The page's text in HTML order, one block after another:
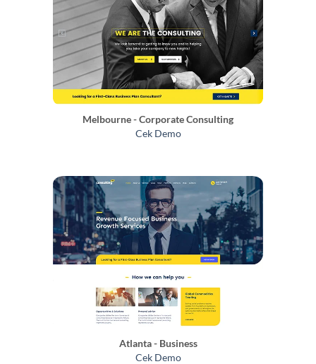
Melbourne - Corporate Consulting
Cek Demo
Atlanta - Business
Cek Demo